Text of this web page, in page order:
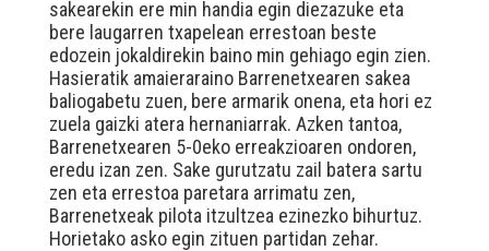
sakearekin ere min handia egin diezazuke eta
bere laugarren txapelean errestoan beste
edozein jokaldirekin baino min gehiago egin zien.
Hasieratik amaieraraino Barrenetxearen sakea
baliogabetu zuen, bere armarik onena, eta hori ez
zuela gaizki atera hernaniarrak. Azken tantoa,
Barrenetxearen 5-0eko erreakzioaren ondoren,
eredu izan zen. Sake gurutzatu zail batera sartu
zen eta errestoa paretara arrimatu zen,
Barrenetxeak pilota itzultzea ezinezko bihurtuz.
Horietako asko egin zituen partidan zehar.